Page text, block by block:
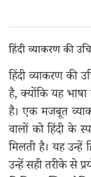
हिंदी व्याकरण की
हिंदी व्याकरण की
है, क्योंकि यह
है। एक मजबूत
वालों को हिंदी के
मिलती है। यह
उन्हें सही तरीके से